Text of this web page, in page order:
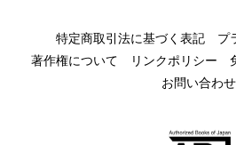
特定商取引法に基づく表記
プ
著作権について
リンクポリシー
お問い合わせ